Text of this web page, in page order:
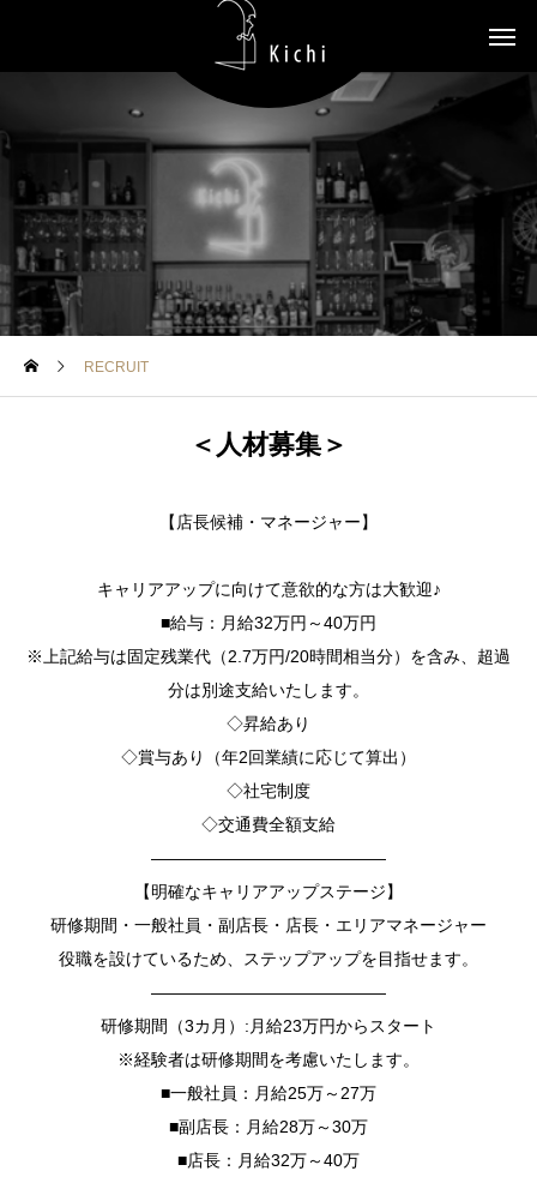
RECRUIT
＜人材募集＞
【店長候補・マネージャー】
キャリアアップに向けて意欲的な方は大歓迎♪
■給与：月給32万円～40万円
※上記給与は固定残業代（2.7万円/20時間相当分）を含み、超過
分は別途支給いたします。
◇昇給あり
◇賞与あり（年2回業績に応じて算出）
◇社宅制度
◇交通費全額支給
——————————————
【明確なキャリアアップステージ】
研修期間・一般社員・副店長・店長・エリアマネージャー
役職を設けているため、ステップアップを目指せます。
——————————————
研修期間（3カ月）:月給23万円からスタート
※経験者は研修期間を考慮いたします。
■一般社員：月給25万～27万
■副店長：月給28万～30万
■店長：月給32万～40万